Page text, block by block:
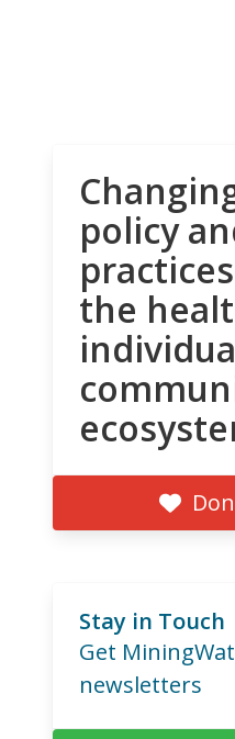
policy
the
Stay in Touch
Get
newsletters